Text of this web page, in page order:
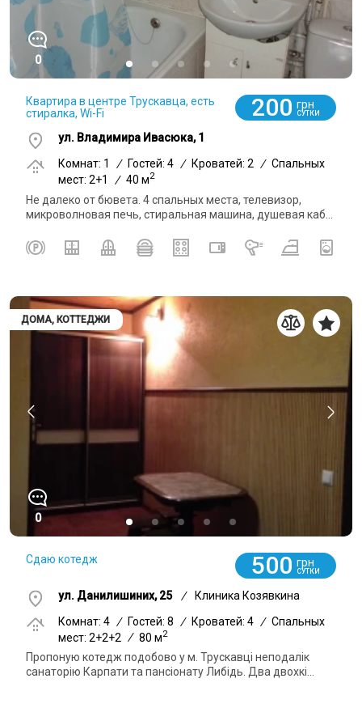
0
Квартира в центре Трускавца, есть
стиралка, Wi-Fi
200 грн
СУТКИ
ул. Владимира Ивасюка, 1
Комнат: 1
/ Гостей: 4 / Кроватей: 2 / Спальных
мест: 2+1
/ 40 м2
Не далеко от бювета. 4 спальных места, телевизор,
микроволновая печь, стиральная машина, душевая каб...
ДОМА, КОТТЕДЖИ
0
Сдаю котедж 500 грн
СУТКИ
ул. Данилишиних, 25 /
Клиника Козявкина
Комнат: 4 / Гостей: 8 / Кроватей: 4 / Спальных
мест: 2+2+2 / 80 м2
Пропоную котедж подобово у м. Трускавці неподалік
санаторію Карпати та пансіонату Либідь. Два двохкі...